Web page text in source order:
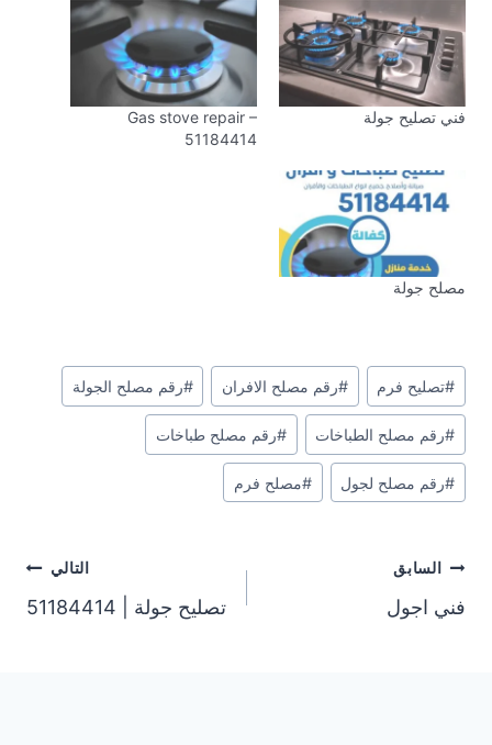
فني تصليح جولة
Gas stove repair –
51184414
مصلح جولة
وسوم
المقال:
#تصليح فرم #رقم مصلح الافران #رقم مصلح الجولة
#رقم مصلح الطباخات #رقم مصلح طباخات
#رقم مصلح لجول #مصلح فرم
تصفّح
المقالات
السابق
فني اجول
التالي
تصليح جولة | 51184414